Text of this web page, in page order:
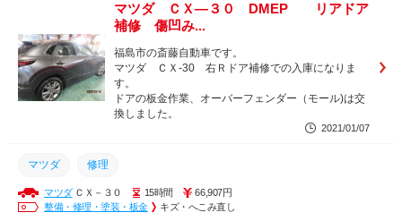
マツダ ＣＸ―３０ DMEP リアドア
補修 傷凹み...
福島市の斎藤自動車です。
マツダ ＣＸ-30 右Ｒドア補修での入庫になりま
す。
ドアの板金作業、オーバーフェンダー（モール)は交
換しました。
2021/01/07
マツダ 修理
マツダＣＸ－３０ 15時間
66,907円
整備・修理・塗装・板金
キズ・へこみ直し